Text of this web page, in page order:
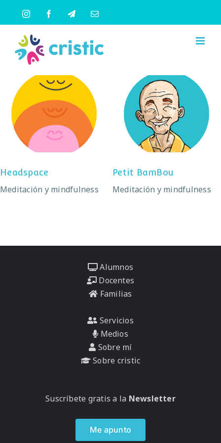
contenido
InstagramFacebookTelegramCorreo
Headspace
Headspace
Meditación y mindfulness
Petit BamBou
Petit BamBou
Meditación y mindfulness
Alumnos
Docentes
Familias
Servicios
Medios
Sobre mí
Sobre cristic
Suscríbete gratis a la Newsletter
Me apunto